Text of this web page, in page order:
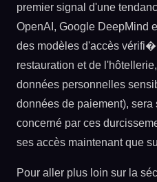
premier signal d'une
OpenAI, Google DeepMind
des modèles d'accès
restauration et de
données personnelles
données de paiement), sera
concerné par ces
ses accès maintenant que
Pour aller plus loin sur la